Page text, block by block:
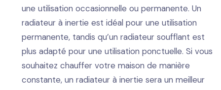
une utilisation occasionnelle ou permanente. Un
radiateur à inertie est idéal pour une utilisation
permanente, tandis qu’un radiateur soufflant est
plus adapté pour une utilisation ponctuelle. Si vous
souhaitez chauffer votre maison de manière
constante, un radiateur à inertie sera un meilleur